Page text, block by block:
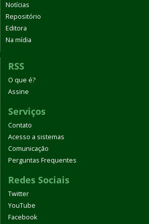
Notícias
Repositório
Editora
Na mídia
RSS
O que é?
Assine
Serviços
Contato
Acesso a sistemas
Comunicação
Perguntas Frequentes
Redes Sociais
Twitter
YouTube
Facebook